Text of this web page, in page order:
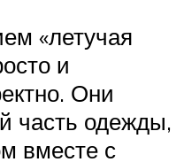
«летучая
и
Они
часть одежды,
вместе с